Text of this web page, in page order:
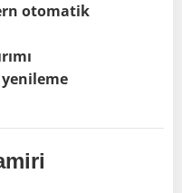
otomatik